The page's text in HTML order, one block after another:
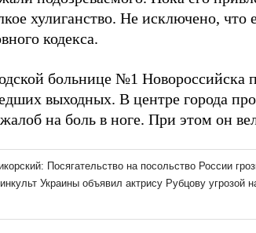
хулиганство. Не исключено, что
кодекса.
больнице №1 Новороссийска
выходных. В центре города
на боль в ноге. При этом он